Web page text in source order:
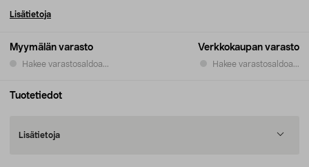
Myymälän varasto
Hakee varastosaldoa...
Verkkokaupan varasto
Hakee varastosaldoa...
Lisätietoja
Tuotetiedot
Lisätietoja